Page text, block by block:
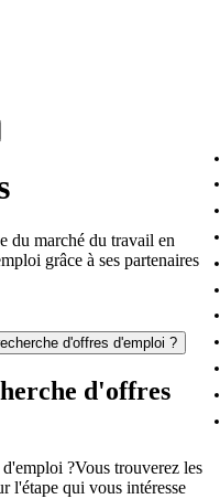
du marché du travail en
grâce à ses partenaires
d'offres d'emploi ?
d'offres
?Vous trouverez les
l'étape qui vous intéresse